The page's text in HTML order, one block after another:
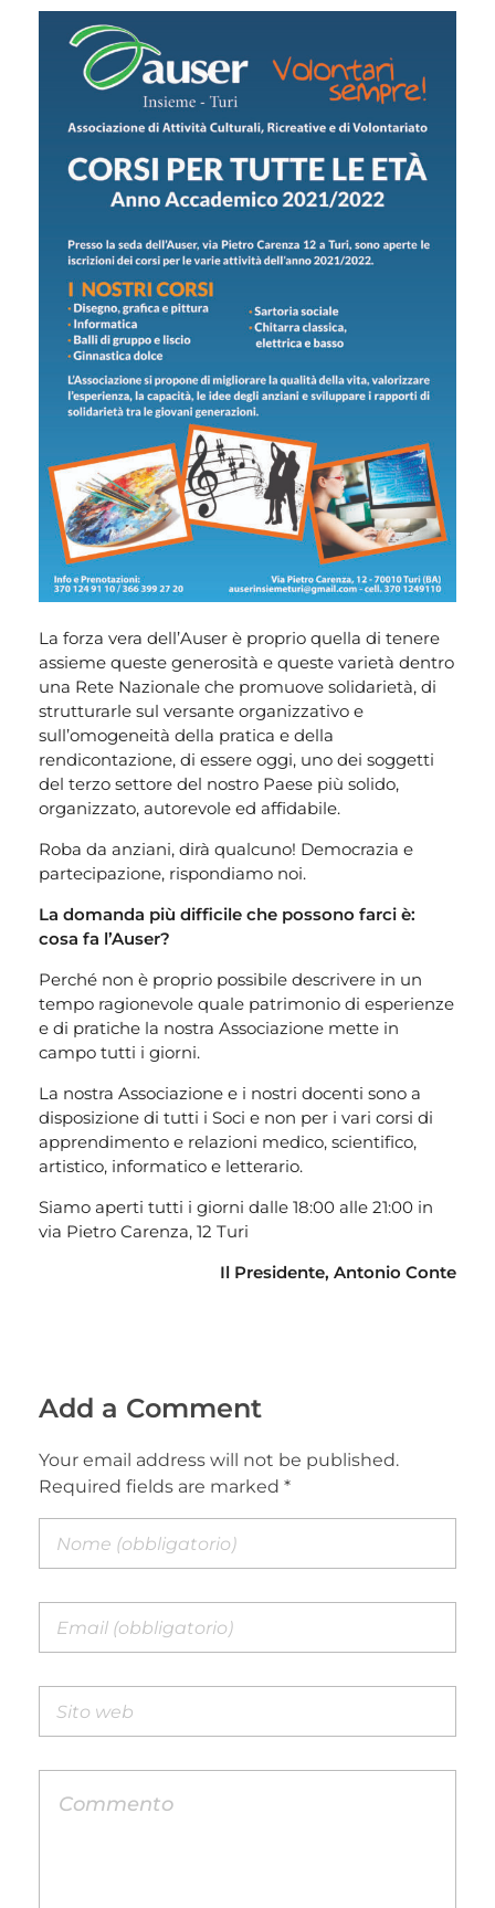
La forza vera dell’Auser è proprio quella di tenere
assieme queste generosità e queste varietà dentro
una Rete Nazionale che promuove solidarietà, di
strutturarle sul versante organizzativo e
sull’omogeneità della pratica e della
rendicontazione, di essere oggi, uno dei soggetti
del terzo settore del nostro Paese più solido,
organizzato, autorevole ed affidabile.
Roba da anziani, dirà qualcuno! Democrazia e
partecipazione, rispondiamo noi.
La domanda più difficile che possono farci è:
cosa fa l’Auser?
Perché non è proprio possibile descrivere in un
tempo ragionevole quale patrimonio di esperienze
e di pratiche la nostra Associazione mette in
campo tutti i giorni.
La nostra Associazione e i nostri docenti sono a
disposizione di tutti i Soci e non per i vari corsi di
apprendimento e relazioni medico, scientifico,
artistico, informatico e letterario.
Siamo aperti tutti i giorni dalle 18:00 alle 21:00 in
via Pietro Carenza, 12 Turi
Il Presidente, Antonio Conte
Add a Comment
Your email address will not be published.
Required fields are marked *